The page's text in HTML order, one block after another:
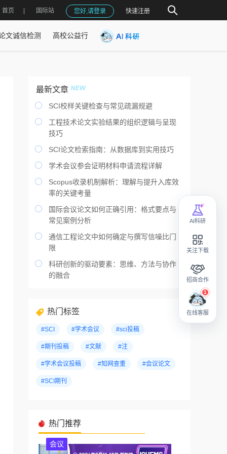
首页 国际站 您好,请登录 快速注册
文诚信检测 高校公益行
最新文章

SCI校样关键检查与常见疏漏规避

工程技术论文实验结果的组织逻辑与呈现
技巧

SCI论文检索指南：从数据库到实用技巧

学术会议参会证明材料申请流程详解

Scopus收录机制解析：理解与提升入库效
率的关键考量

国际会议论文如何正确引用：格式要点与
常见案例分析

通信工程论文中如何确定与撰写信噪比门
限

科研创新的驱动要素：思维、方法与协作
的融合
热门标签
#SCI #学术会议 #sci投稿
#期刊投稿 #文献 #注
#学术会议投稿 #知网查重 #会议论文
#SCI期刊
热门推荐
会议
AI科研
关注下载
招商合作
在线客服